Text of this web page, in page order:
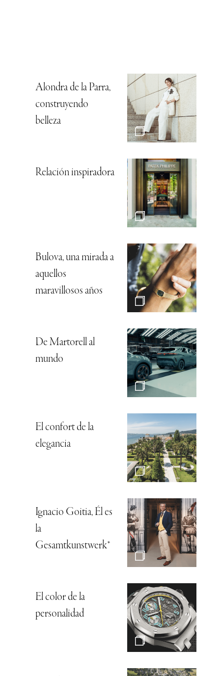
Alondra de la Parra,
construyendo
belleza
Relación inspiradora
Bulova, una mirada a
aquellos
maravillosos años
De Martorell al
mundo
El confort de la
elegancia
Ignacio Goitia, Él es
la
Gesamtkunstwerk*
El color de la
personalidad